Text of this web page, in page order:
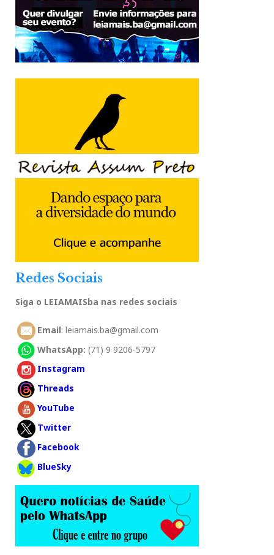
Redes Sociais
Siga o LEIAMAISba nas redes sociais
Email: leiamais.ba@gmail.com
WhatsApp: (71) 9 9206-5797
Instagram
Threads
YouTube
Twitter
Facebook
BlueSky